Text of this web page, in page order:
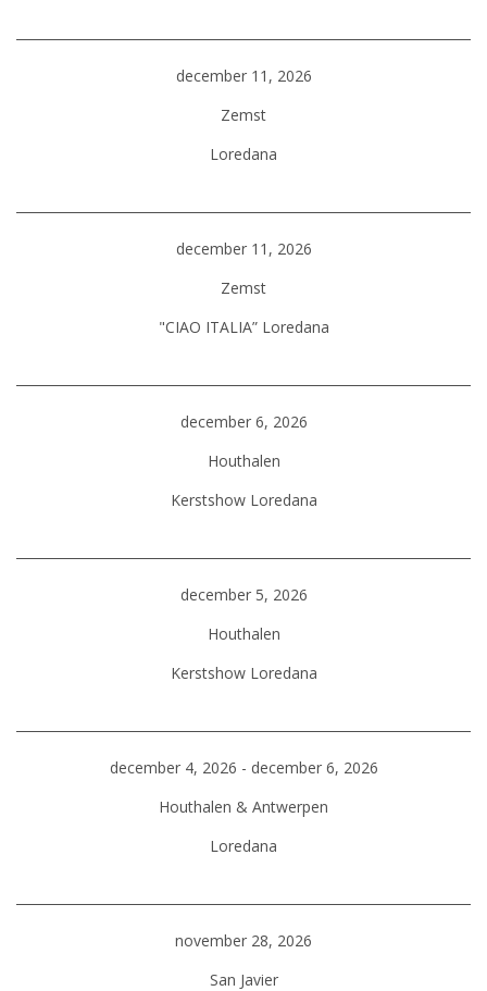
december 11, 2026
Zemst
Loredana
december 11, 2026
Zemst
"CIAO ITALIA” Loredana
december 6, 2026
Houthalen
Kerstshow Loredana
december 5, 2026
Houthalen
Kerstshow Loredana
december 4, 2026 - december 6, 2026
Houthalen & Antwerpen
Loredana
november 28, 2026
San Javier